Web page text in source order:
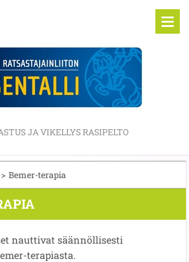
JA VIKELLYS RASIPELTO
> Bemer-terapia
nauttivat säännöllisesti
terapiasta.